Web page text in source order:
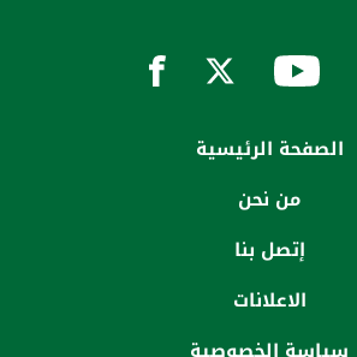
الصفحة الرئيسية
من نحن
إتصل بنا
الاعلانات